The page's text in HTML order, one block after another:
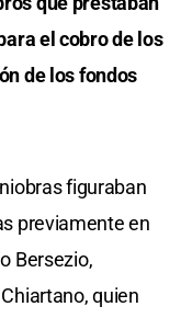
el cobro de los
de los fondos
figuraban
previamente en
Bersezio,
quien